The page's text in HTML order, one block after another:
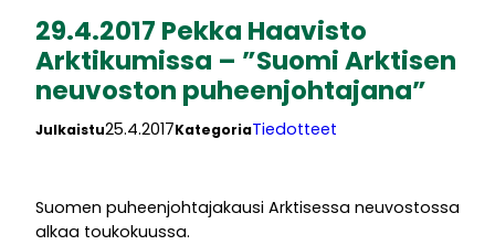
29.4.2017 Pekka Haavisto
Arktikumissa – ”Suomi Arktisen
neuvoston puheenjohtajana”
Julkaistu25.4.2017KategoriaTiedotteet
Suomen puheenjohtajakausi Arktisessa neuvostossa
alkaa toukokuussa.